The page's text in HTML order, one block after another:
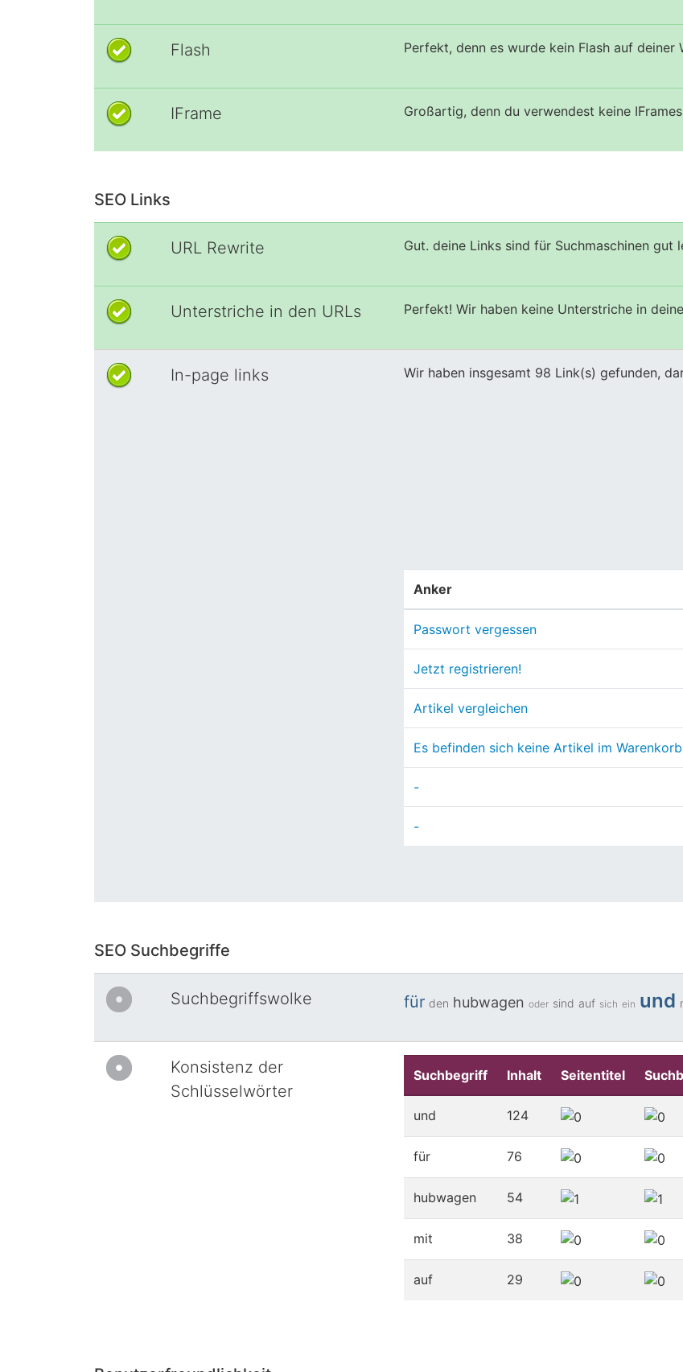
Flash Perfekt, denn es wurde kein Flash auf deiner
IFrame Großartig, denn du verwendest keine
SEO Links
URL Rewrite Gut. deine Links sind für Suchmaschinen gut
Unterstriche in den URLs Perfekt! Wir haben keine Unterstriche in
In-page links Wir haben insgesamt 98 Link(s) gefunden,
Anker
Passwort vergessen
Jetzt registrieren!
Artikel vergleichen
Es befinden sich keine Artikel im
-
-
SEO Suchbegriffe
Suchbegriffswolke für den hubwagen oder sind auf sich ein und
Konsistenz der
Schlüsselwörter
Suchbegriff Inhalt Seitentitel
und 124
für 76
hubwagen 54
mit 38
auf 29